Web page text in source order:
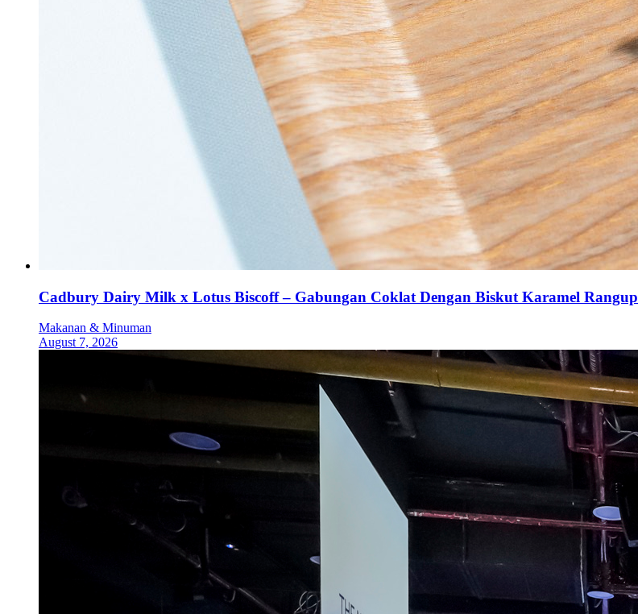
Cadbury Dairy Milk x Lotus Biscoff – Gabungan Coklat Dengan Biskut Karamel Rangup
Makanan & Minuman
August 7, 2026